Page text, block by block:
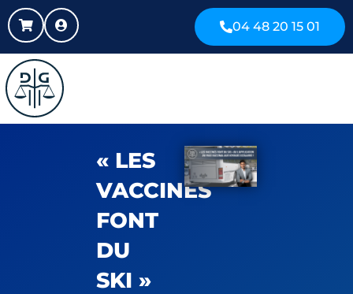
04 48 20 15 01
« LES
VACCINÉS
FONT
DU
SKI »